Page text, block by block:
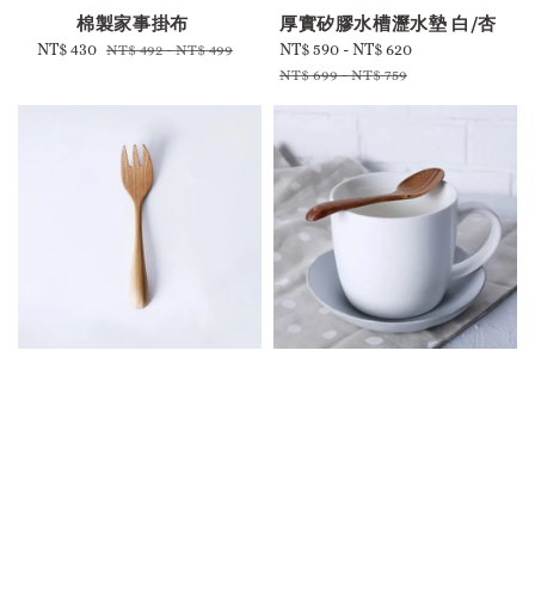
棉製家事掛布
Sale
NT$ 430 Regular
NT$ 492-NT$ 499
厚實矽膠水槽瀝水墊 白/杏
Sale
price
NT$ 590 -NT$ 620
NT$ 699-NT$ 759